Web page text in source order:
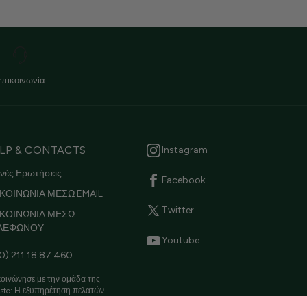
& CONTACTS
Ερωτήσεις
ΜΕΣΩ EMAIL
ΜΕΣΩ
211 18 87 460
με την ομάδα της
Η εξυπηρέτηση πελατών
Instagram
Facebook
Twitter
Youtube